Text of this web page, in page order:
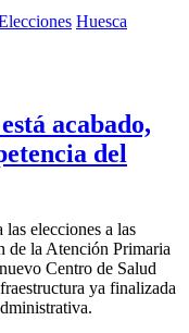
Huesca
acabado,
del
elecciones a las
de la Atención Primaria
Centro de Salud
ya finalizada